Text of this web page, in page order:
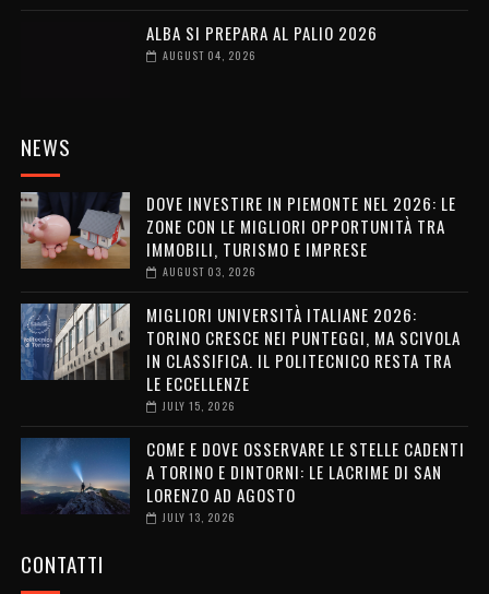
ALBA SI PREPARA AL PALIO 2026
AUGUST 04, 2026
NEWS
DOVE INVESTIRE IN PIEMONTE NEL 2026: LE
ZONE CON LE MIGLIORI OPPORTUNITÀ TRA
IMMOBILI, TURISMO E IMPRESE
AUGUST 03, 2026
MIGLIORI UNIVERSITÀ ITALIANE 2026:
TORINO CRESCE NEI PUNTEGGI, MA SCIVOLA
IN CLASSIFICA. IL POLITECNICO RESTA TRA
LE ECCELLENZE
JULY 15, 2026
COME E DOVE OSSERVARE LE STELLE CADENTI
A TORINO E DINTORNI: LE LACRIME DI SAN
LORENZO AD AGOSTO
JULY 13, 2026
CONTATTI